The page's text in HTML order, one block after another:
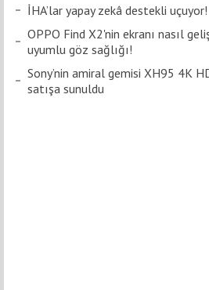
İHA’lar yapay zekâ destekli uçuyor!
OPPO Find X2'nin ekranı nasıl
uyumlu göz sağlığı!
Sony’nin amiral gemisi XH95 4K
satışa sunuldu